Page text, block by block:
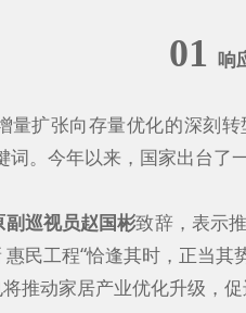
01 响
扩张向存量优化的深刻
。今年以来，国家出台了
巡视员赵国彬致辞，表示
工程“恰逢其时，正当其势
推动家居产业优化升级，促